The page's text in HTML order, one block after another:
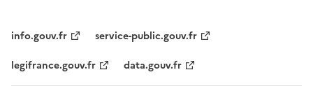
info.gouv.fr
service-public.gouv.fr
legifrance.gouv.fr
data.gouv.fr